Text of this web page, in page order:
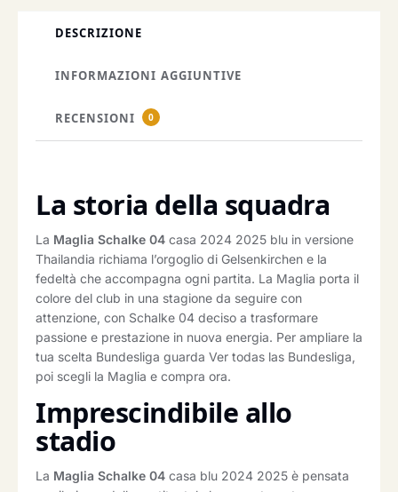
DESCRIZIONE
INFORMAZIONI AGGIUNTIVE
RECENSIONI 0
La storia della squadra
La Maglia Schalke 04 casa 2024 2025 blu in versione
Thailandia richiama l’orgoglio di Gelsenkirchen e la
fedeltà che accompagna ogni partita. La Maglia porta il
colore del club in una stagione da seguire con
attenzione, con Schalke 04 deciso a trasformare
passione e prestazione in nuova energia. Per ampliare la
tua scelta Bundesliga guarda Ver todas las Bundesliga,
poi scegli la Maglia e compra ora.
Imprescindibile allo
stadio
La Maglia Schalke 04 casa blu 2024 2025 è pensata